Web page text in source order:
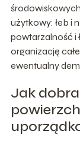
użytkowy: łeb i
powtarzalność i
organizację
ewentualny
Jak